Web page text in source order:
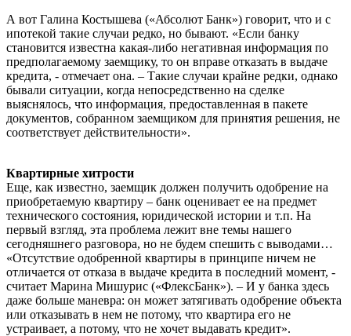
А вот Галина Костышева («Абсолют Банк») говорит, что и с
ипотекой такие случаи редко, но бывают. «Если банку
становится известна какая-либо негативная информация по
предполагаемому заемщику, то он вправе отказать в выдаче
кредита, - отмечает она. – Такие случаи крайне редки, однако
бывали ситуации, когда непосредственно на сделке
выяснялось, что информация, предоставленная в пакете
документов, собранном заемщиком для принятия решения, не
соответствует действительности».
Квартирные хитрости
Еще, как известно, заемщик должен получить одобрение на
приобретаемую квартиру – банк оценивает ее на предмет
технического состояния, юридической истории и т.п. На
первый взгляд, эта проблема лежит вне темы нашего
сегодняшнего разговора, но не будем спешить с выводами…
«Отсутствие одобренной квартиры в принципе ничем не
отличается от отказа в выдаче кредита в последний момент, -
считает Марина Мишурис («ФлексБанк»). – И у банка здесь
даже больше маневра: он может затягивать одобрение объекта
или отказывать в нем не потому, что квартира его не
устраивает, а потому, что не хочет выдавать кредит».